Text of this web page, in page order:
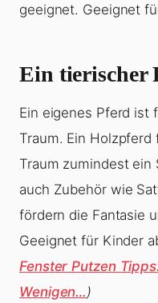
geeignet. Geeignet
Ein tierischer
Ein eigenes Pferd ist
Traum. Ein
Traum zumindest
auch Zubehör wie
fördern die Fantasie
Geeignet für Kinder
Fenster Putzen
Wenigen… )